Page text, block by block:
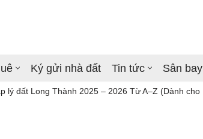
Ký gửi nhà đất Tin tức Sân bay
lý đất Long Thành 2025 – 2026 Từ A–Z (Dành cho